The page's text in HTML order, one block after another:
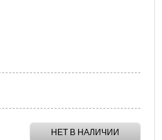
НЕТ В НАЛИЧИИ